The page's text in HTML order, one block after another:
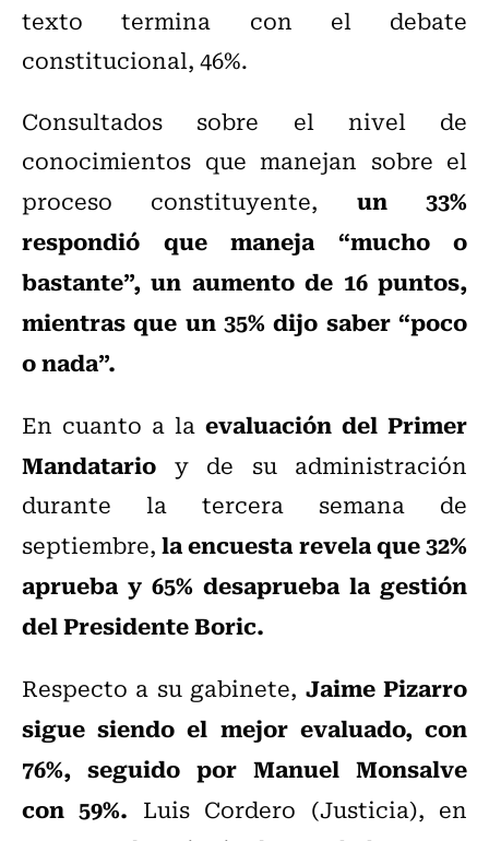
texto termina con el debate
constitucional, 46%.
Consultados sobre el nivel de
conocimientos que manejan sobre el
proceso constituyente, un 33%
respondió que maneja “mucho o
bastante”, un aumento de 16 puntos,
mientras que un 35% dijo saber “poco
o nada”.
En cuanto a la evaluación del Primer
Mandatario y de su administración
durante la tercera semana de
septiembre,la encuesta revela que 32%
aprueba y 65% desaprueba la gestión
del Presidente Boric.
Respecto a su gabinete, Jaime Pizarro
sigue siendo el mejor evaluado, con
76%, seguido por Manuel Monsalve
con 59%. Luis Cordero (Justicia), en